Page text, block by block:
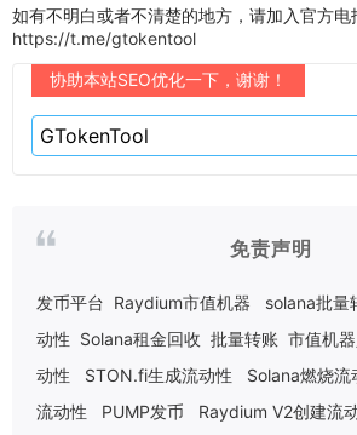
如有不明白或者不清楚的地方，请加入官方电
https://t.me/gtokentool
协助本站SEO优化一下，谢谢！
免责声明
发币平台 Raydium市值机器 solana批量
动性 Solana租金回收 批量转账 市值机器
动性
STON.fi生成流动性 Solana燃烧流
流动性
PUMP发币 Raydium V2创建流